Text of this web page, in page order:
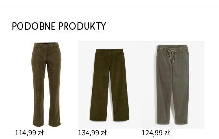
PODOBNE PRODUKTY
114,99 zł 134,99 zł 124,99 zł